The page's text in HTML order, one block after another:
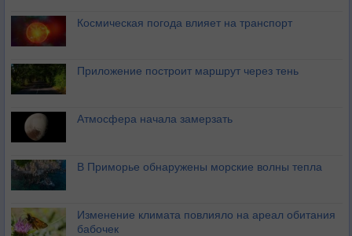
Космическая погода влияет на транспорт
Приложение построит маршрут через тень
Атмосфера начала замерзать
В Приморье обнаружены морские волны тепла
Изменение климата повлияло на ареал обитания
бабочек